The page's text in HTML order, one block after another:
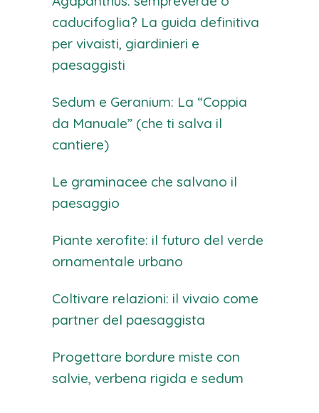
caducifoglia? La guida definitiva
per vivaisti, giardinieri e
paesaggisti
Sedum e Geranium: La “Coppia
da Manuale” (che ti salva il
cantiere)
Le graminacee che salvano il
paesaggio
Piante xerofite: il futuro del verde
ornamentale urbano
Coltivare relazioni: il vivaio come
partner del paesaggista
Progettare bordure miste con
salvie, verbena rigida e sedum